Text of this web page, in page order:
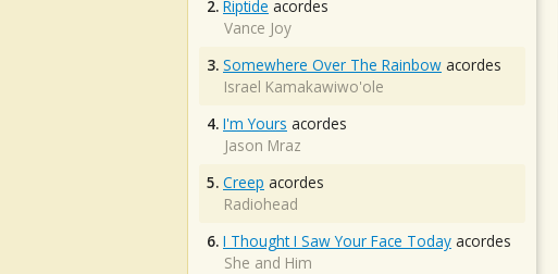
2. Riptide acordes
Vance Joy
3. Somewhere Over The Rainbow acordes
Israel Kamakawiwo'ole
4. I'm Yours acordes
Jason Mraz
5. Creep acordes
Radiohead
6. I Thought I Saw Your Face Today acordes
She and Him